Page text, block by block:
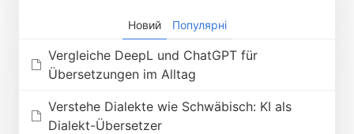
Новий Популярні
Vergleiche DeepL und ChatGPT für
Übersetzungen im Alltag
Verstehe Dialekte wie Schwäbisch: KI als
Dialekt-Übersetzer